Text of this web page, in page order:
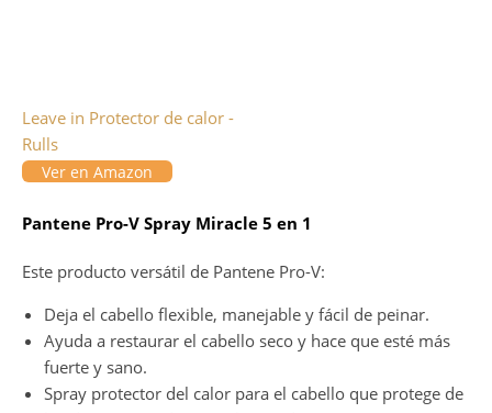
Leave in Protector de calor -
Rulls
Ver en Amazon
Pantene Pro-V Spray Miracle 5 en 1
Este producto versátil de Pantene Pro-V:
Deja el cabello flexible, manejable y fácil de peinar.
Ayuda a restaurar el cabello seco y hace que esté más
fuerte y sano.
Spray protector del calor para el cabello que protege de